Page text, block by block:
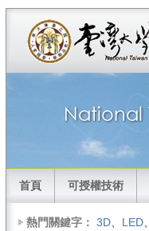
首頁 可授權技術
熱門關鍵字： 3D、 LED、